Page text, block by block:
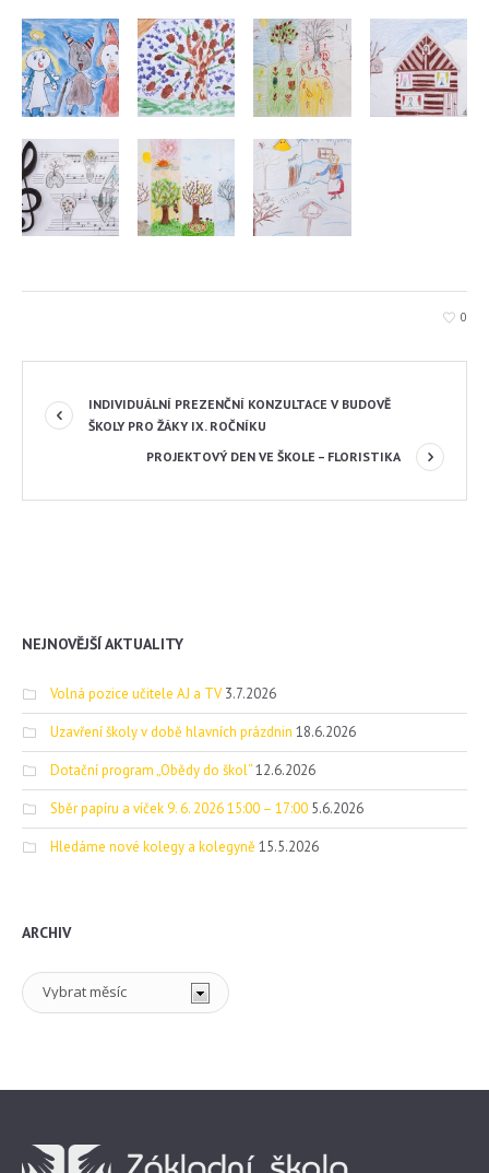
0
INDIVIDUÁLNÍ PREZENČNÍ KONZULTACE V BUDOVĚ
ŠKOLY PRO ŽÁKY IX. ROČNÍKU
PROJEKTOVÝ DEN VE ŠKOLE – FLORISTIKA
NEJNOVĚJŠÍ AKTUALITY
Volná pozice učitele AJ a TV 3.7.2026
Uzavření školy v době hlavních prázdnin 18.6.2026
Dotační program „Obědy do škol“12.6.2026
Sběr papíru a víček 9. 6. 2026 15:00 – 17:00 5.6.2026
Hledáme nové kolegy a kolegyně 15.5.2026
ARCHIV
Archiv